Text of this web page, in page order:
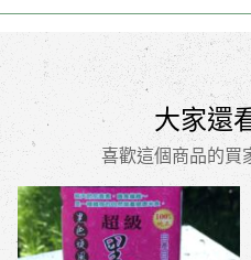
大家還
喜歡這個商品的買